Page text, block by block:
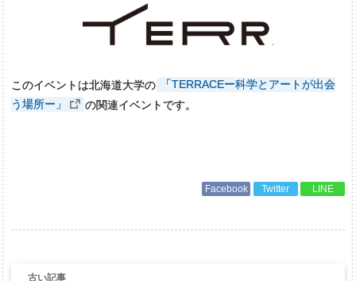
このイベントは北海道大学の
「TERRACEー科学とアートが出会
う場所ー」
の関連イベントです。
Facebook Twitter LINE